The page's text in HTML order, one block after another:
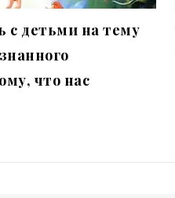
с детьми на тему
что нас